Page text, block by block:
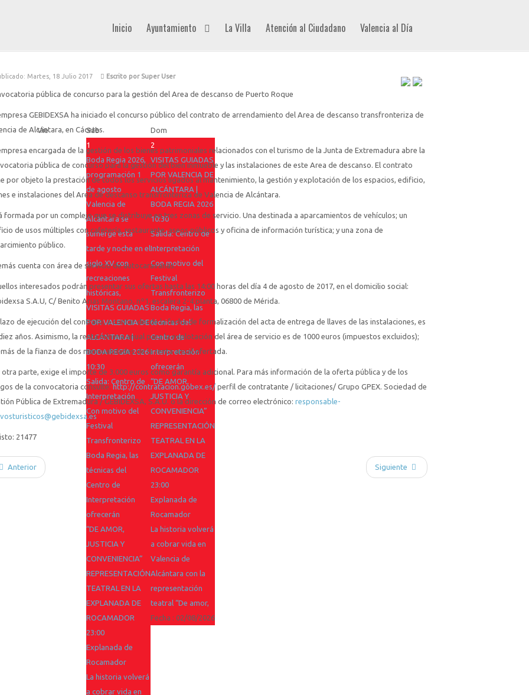
Inicio Ayuntamiento La Villa Atención al Ciudadano Valencia al Día
Vie Sáb
Dom
1
Boda Regia 2026,
programación 1
de agosto
Valencia de
Alcántara se
sumerge esta
tarde y noche en el
siglo XV con
recreaciones
históricas,
VISITAS GUIADAS
POR VALENCIA DE
ALCÁNTARA |
BODA REGIA 2026
10:30
Salida: Centro de
Interpretación
Con motivo del
Festival
Transfronterizo
Boda Regia, las
técnicas del
Centro de
Interpretación
ofrecerán
“DE AMOR,
JUSTICIA Y
CONVENIENCIA”
REPRESENTACIÓN
TEATRAL EN LA
EXPLANADA DE
ROCAMADOR
23:00
Explanada de
Rocamador
La historia volverá
a cobrar vida en
2
VISITAS GUIADAS
POR VALENCIA DE
ALCÁNTARA |
BODA REGIA 2026
10:30
Salida: Centro de
Interpretación
Con motivo del
Festival
Transfronterizo
Boda Regia, las
técnicas del
Centro de
Interpretación
ofrecerán
“DE AMOR,
JUSTICIA Y
CONVENIENCIA”
REPRESENTACIÓN
TEATRAL EN LA
EXPLANADA DE
ROCAMADOR
23:00
Explanada de
Rocamador
La historia volverá
a cobrar vida en
Valencia de
Alcántara con la
representación
teatral “De amor,
Fecha : 02/08/2026
Martes, 18 Julio 2017 Escrito por Super User
pública de concurso para la gestión del Area de descanso de Puerto Roque
GEBIDEXSA ha iniciado el concurso público del contrato de arrendamiento del Area de descanso transfronteriza de
de Alcántara, en Cáceres.
encargada de la gestión de los bienes patrimoniales relacionados con el turismo de la Junta de Extremadura abre la
pública de concurso para la gestión del bien inmueble y las instalaciones de este Area de descanso. El contrato
por objeto la prestación de todos los servicios ligados al mantenimiento, la gestión y explotación de los espacios, edificio,
e instalaciones del Area de descanso transfronteriza de Valencia de Alcántara.
formada por un complejo que se distribuye en tres zonas de servicio. Una destinada a aparcamientos de vehículos; un
de usos múltiples con cafetería, restaurante, aseos públicos y oficina de información turística; y una zona de
público.
cuenta con área de servicio de autocaravanas.
interesados podrán presentar sus ofertas hasta las 14:00 horas del día 4 de agosto de 2017, en el domicilio social:
S.A.U, C/ Benito Arias Montano, nº1, escalera 2-4 planta, 06800 de Mérida.
de ejecución del contrato, a contar desde la fecha de formalización del acta de entrega de llaves de las instalaciones, es
años. Asimismo, la renta mínima anual para la explotación del área de servicio es de 1000 euros (impuestos excluidos);
de la fianza de dos mensualidades de la renta anual ofertada.
otra parte, exige el importe de 3.000 euros como garantía adicional. Para más información de la oferta pública y de los
de la convocatoria consulte:http://contratacion.gobex.es/ perfil de contratante / licitaciones/ Grupo GPEX. Sociedad de
Pública de Extremadura / GEBIDEXSA, S.A.U. o la dirección de correo electrónico: responsable-
21477
Anterior Siguiente